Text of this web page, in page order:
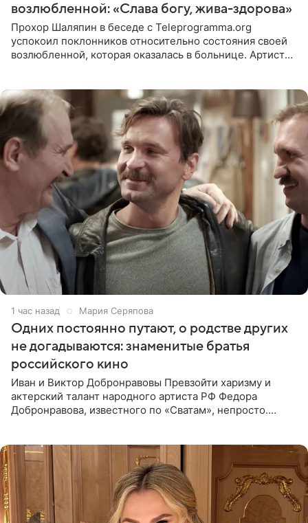
возлюбленной: «Слава богу, жива-здорова»
Прохор Шаляпин в беседе с Teleprogramma.org
успокоил поклонников относительно состояния своей
возлюбленной, которая оказалась в больнице. Артист
1 час назад Мария Серяпова
Одних постоянно путают, о родстве других
не догадываются: знаменитые братья
российского кино
Иван и Виктор Добронравовы Превзойти харизму и
актерский талант народного артиста РФ Федора
Добронравова, известного по «Сватам», непросто.